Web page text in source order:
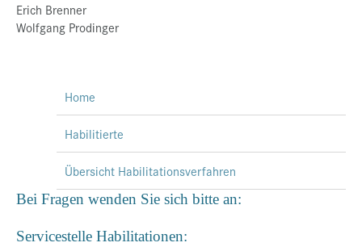
Erich Brenner
Wolfgang Prodinger
Home
Habilitierte
Übersicht Habilitationsverfahren
Bei Fragen wenden Sie sich bitte an:
Servicestelle Habilitationen: